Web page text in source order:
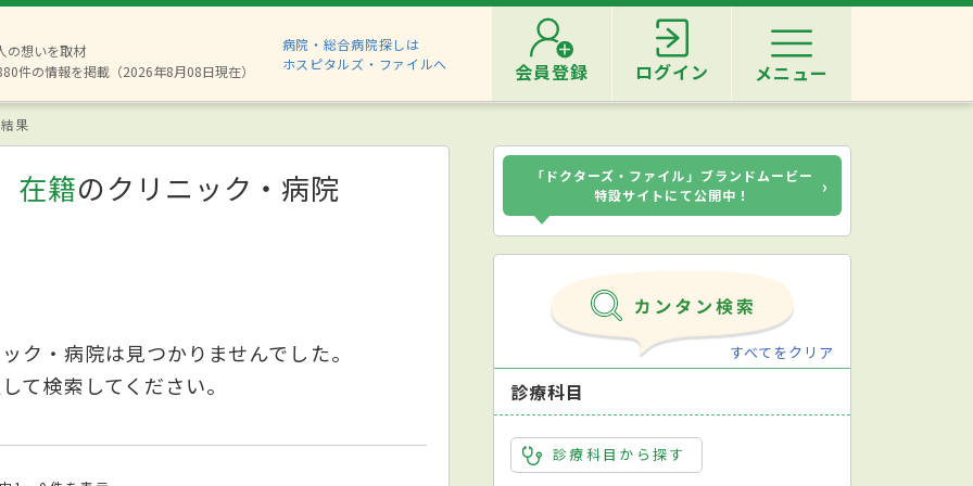
の想いを取材
件の情報を掲載（2026年8月08日現在）
病院・総合病院探しは
ホスピタルズ・ファイルへ
会員登録 ログイン メニュー
果
在籍のクリニック・病院
ク・病院は見つかりませんでした。
て検索してください。
「ドクターズ・ファイル」ブランドムービー
特設サイトにて公開中！
›
すべてをクリア
診療科目
診療科目から探す